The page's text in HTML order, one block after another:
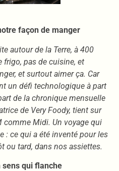
façon de manger
autour de la Terre, à 400
frigo, pas de cuisine, et
et surtout aimer ça. Car
un défi technologique à part
de la chronique mensuelle
de Very Foody, tient sur
comme Midi. Un voyage qui
: ce qui a été inventé pour les
ou tard, dans nos assiettes.
sens qui flanche